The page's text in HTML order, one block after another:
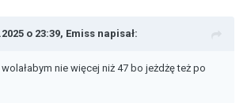
o 23:39, Emiss napisał:
nie więcej niż 47 bo jeżdżę też po